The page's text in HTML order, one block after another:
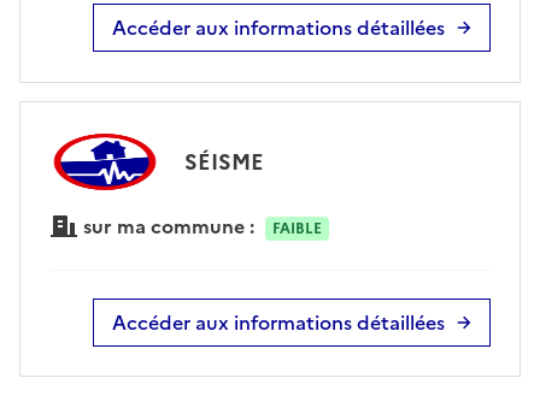
Accéder aux informations détaillées
SÉISME
sur ma commune : FAIBLE
Accéder aux informations détaillées